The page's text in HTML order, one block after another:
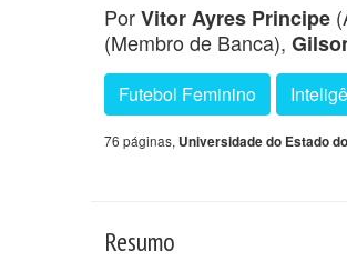
PorVitor Ayres Principe
(Membro de Banca),
Futebol Feminino
76 páginas, Universidade do Estado
Resumo